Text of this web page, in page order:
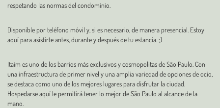
respetando las normas del condominio.
Disponible por teléfono móvil y, si es necesario, de manera presencial. Estoy
aquí para asistirte antes, durante y después de tu estancia. ;)
Itaim es uno de los barrios más exclusivos y cosmopolitas de São Paulo. Con
una infraestructura de primer nivel y una amplia variedad de opciones de ocio,
se destaca como uno de los mejores lugares para disfrutar la ciudad.
Hospedarse aquí le permitirá tener lo mejor de São Paulo al alcance de la
mano.